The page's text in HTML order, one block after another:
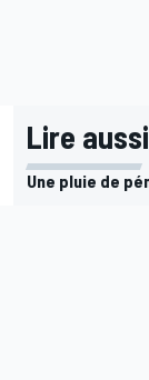
Lire
Une pluie de